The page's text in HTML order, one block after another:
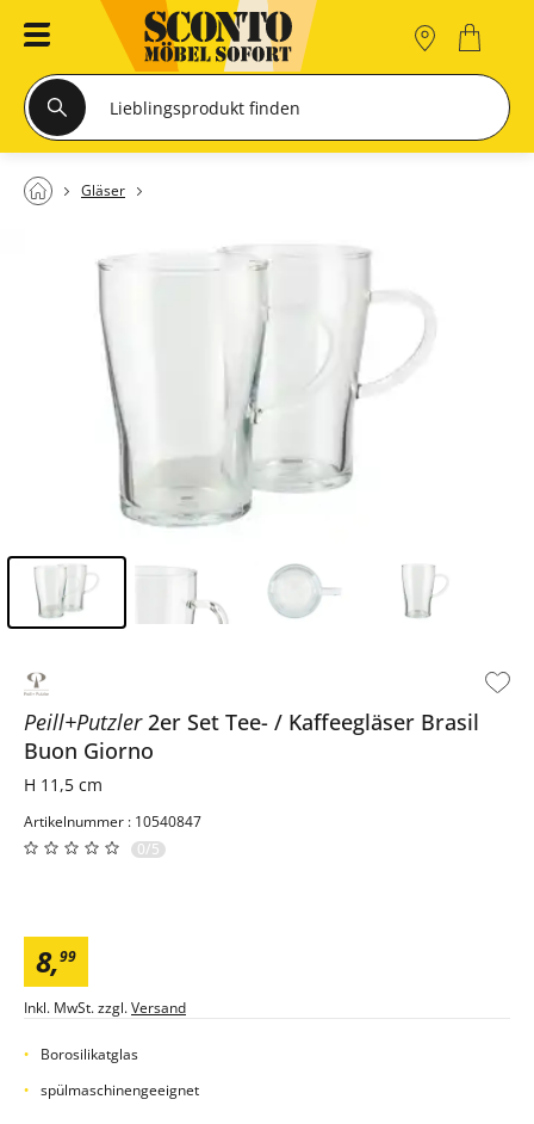
Gläser
Peill+Putzler2er Set Tee- / Kaffeegläser Brasil
Buon Giorno
H 11,5 cm
Artikelnummer : 10540847
0/5
8,99
Inkl. MwSt. zzgl.Versand
Borosilikatglas
spülmaschinengeeignet